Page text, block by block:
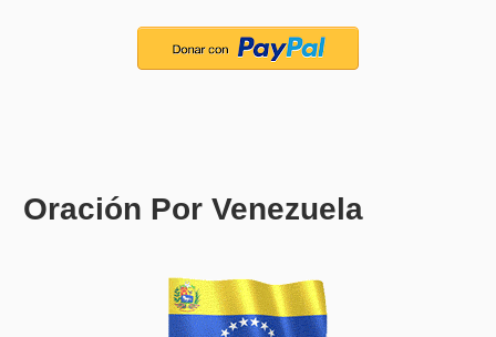
Oración Por Venezuela